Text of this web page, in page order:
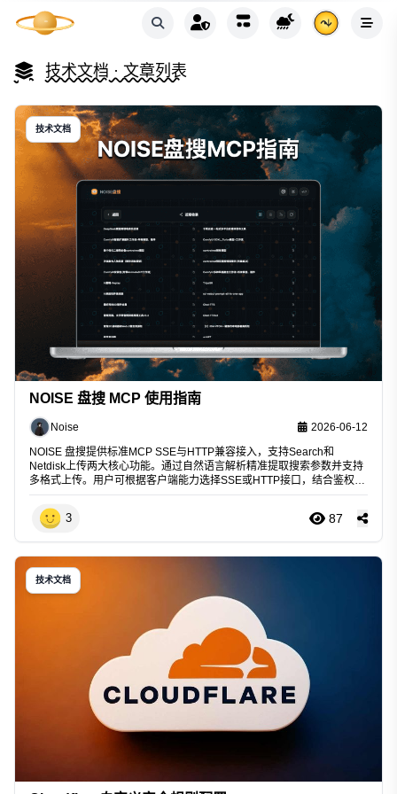
技术文档 · 文章列表
技术文档
NOISE 盘搜 MCP 使用指南
Noise
2026-06-12
NOISE 盘搜提供标准MCP SSE与HTTP兼容接入，支持Search和
Netdisk上传两大核心功能。通过自然语言解析精准提取搜索参数并支持
多格式上传。用户可根据客户端能力选择SSE或HTTP接口，结合鉴权与
Token配置，实现AI快速调用盘搜资源。
3 87
技术文档